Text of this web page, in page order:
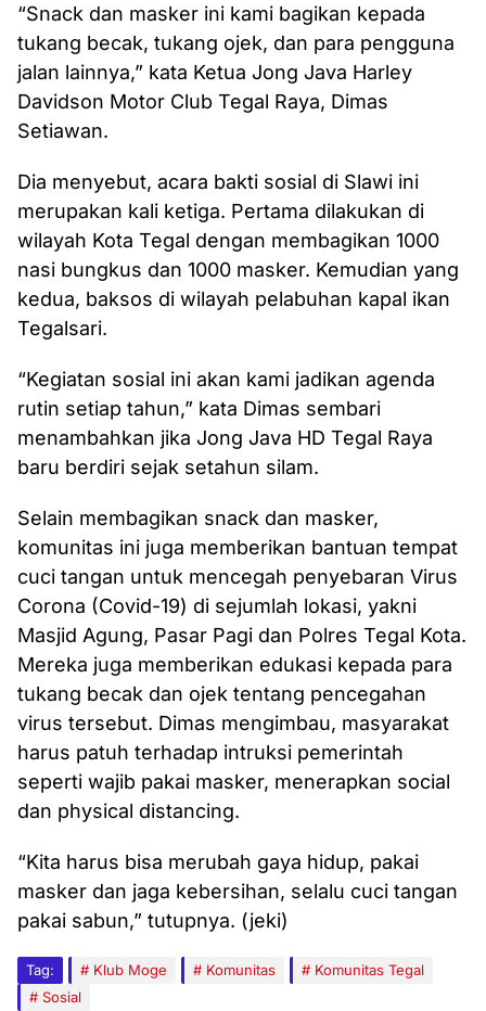
“Snack dan masker ini kami bagikan kepada
tukang becak, tukang ojek, dan para pengguna
jalan lainnya,” kata Ketua Jong Java Harley
Davidson Motor Club Tegal Raya, Dimas
Setiawan.
Dia menyebut, acara bakti sosial di Slawi ini
merupakan kali ketiga. Pertama dilakukan di
wilayah Kota Tegal dengan membagikan 1000
nasi bungkus dan 1000 masker. Kemudian yang
kedua, baksos di wilayah pelabuhan kapal ikan
Tegalsari.
“Kegiatan sosial ini akan kami jadikan agenda
rutin setiap tahun,” kata Dimas sembari
menambahkan jika Jong Java HD Tegal Raya
baru berdiri sejak setahun silam.
Selain membagikan snack dan masker,
komunitas ini juga memberikan bantuan tempat
cuci tangan untuk mencegah penyebaran Virus
Corona (Covid-19) di sejumlah lokasi, yakni
Masjid Agung, Pasar Pagi dan Polres Tegal Kota.
Mereka juga memberikan edukasi kepada para
tukang becak dan ojek tentang pencegahan
virus tersebut. Dimas mengimbau, masyarakat
harus patuh terhadap intruksi pemerintah
seperti wajib pakai masker, menerapkan social
dan physical distancing.
“Kita harus bisa merubah gaya hidup, pakai
masker dan jaga kebersihan, selalu cuci tangan
pakai sabun,” tutupnya. (jeki)
Tag: Klub Moge Komunitas
Komunitas Tegal
Sosial